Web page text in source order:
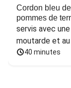
Cordon bleu
pommes de
servis avec
moutarde et
40 minutes